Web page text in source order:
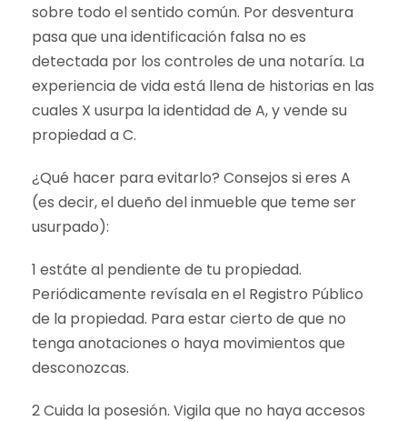
sobre todo el sentido común. Por desventura
pasa que una identificación falsa no es
detectada por los controles de una notaría. La
experiencia de vida está llena de historias en las
cuales X usurpa la identidad de A, y vende su
propiedad a C.
¿Qué hacer para evitarlo? Consejos si eres A
(es decir, el dueño del inmueble que teme ser
usurpado):
1 estáte al pendiente de tu propiedad.
Periódicamente revísala en el Registro Público
de la propiedad. Para estar cierto de que no
tenga anotaciones o haya movimientos que
desconozcas.
2 Cuida la posesión. Vigila que no haya accesos